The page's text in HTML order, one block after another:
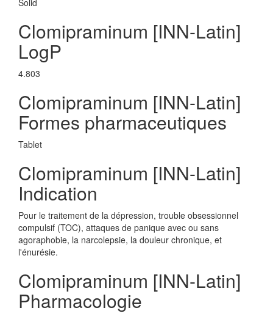
Solid
Clomipraminum [INN-Latin]
LogP
4.803
Clomipraminum [INN-Latin]
Formes pharmaceutiques
Tablet
Clomipraminum [INN-Latin]
Indication
Pour le traitement de la dépression, trouble obsessionnel
compulsif (TOC), attaques de panique avec ou sans
agoraphobie, la narcolepsie, la douleur chronique, et
l'énurésie.
Clomipraminum [INN-Latin]
Pharmacologie